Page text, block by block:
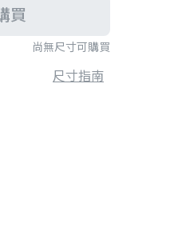
尚無尺寸可購買
買
尺寸指南